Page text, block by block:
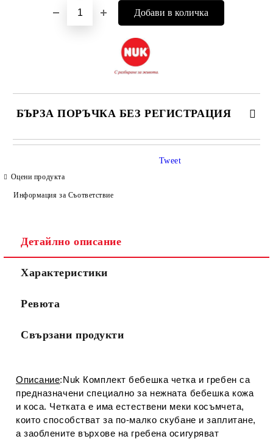
БЪРЗА ПОРЪЧКА БЕЗ РЕГИСТРАЦИЯ
САМО ПОПЪЛНЕТЕ 4 ПОЛЕТА
Съгласен съм сПолитиката за лични данни
Ние ще се свържем с вас в рамките на работния ден.
Оцени продукта
Информация за Съответствие
Tweet
Детайлно описание
Характеристики
Ревюта
Свързани продукти
Описание:Nuk Комплект бебешка четка и гребен са
предназначени специално за нежната бебешка кожа
и коса. Четката е има естествени меки косъмчета,
които способстват за по-малко скубане и заплитане,
а заоблените върхове на гребена осигуряват